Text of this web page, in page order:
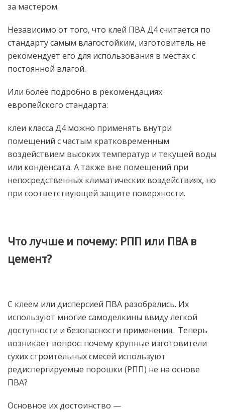
за мастером.
Независимо от того, что клей ПВА Д4 считается по
стандарту самым влагостойким, изготовитель не
рекомендует его для использования в местах с
постоянной влагой.
Или более подробно в рекомендациях
европейского стандарта:
клеи класса Д4 можно применять внутри
помещений с частым кратковременным
воздействием высоких температур и текущей воды
или конденсата. А также вне помещений при
непосредственных климатических воздействиях, но
при соответствующей защите поверхности.
Что лучше и почему: РПП или ПВА в
цемент?
С клеем или дисперсией ПВА разобрались. Их
используют многие самоделкины ввиду легкой
доступности и безопасности применения. Теперь
возникает вопрос: почему крупные изготовители
сухих строительных смесей используют
редиспергируемые порошки (РПП) не на основе
ПВА?
Основное их достоинство —